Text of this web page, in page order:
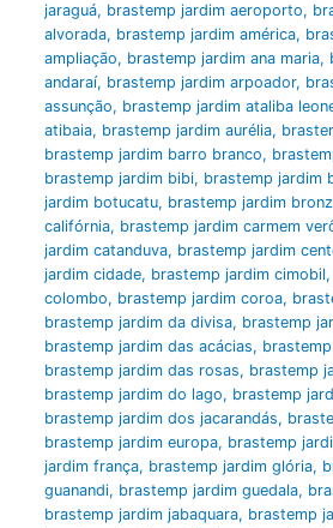
jaraguá, brastemp jardim aeroporto,
alvorada, brastemp jardim américa,
ampliação, brastemp jardim ana maria,
andaraí, brastemp jardim arpoador,
assunção, brastemp jardim ataliba
atibaia, brastemp jardim aurélia,
brastemp jardim barro branco,
brastemp jardim bibi, brastemp jardim
jardim botucatu, brastemp jardim
califórnia, brastemp jardim carmem
jardim catanduva, brastemp jardim
jardim cidade, brastemp jardim cimobil,
colombo, brastemp jardim coroa,
brastemp jardim da divisa, brastemp
brastemp jardim das acácias,
brastemp jardim das rosas, brastemp
brastemp jardim do lago, brastemp
brastemp jardim dos jacarandás,
brastemp jardim europa, brastemp
jardim frança, brastemp jardim glória,
guanandi, brastemp jardim guedala,
brastemp jardim jabaquara, brastemp